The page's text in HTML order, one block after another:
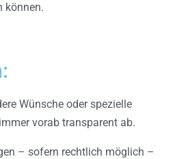
können.
Wünsche oder spezielle
vorab transparent ab.
– sofern rechtlich möglich –